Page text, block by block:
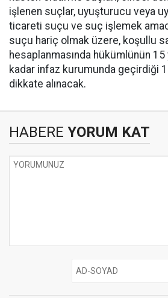
işlenen suçlar, uyuşturucu veya
ticareti suçu ve suç işlemek
suçu hariç olmak üzere, koşullu
hesaplanmasında hükümlünün 15
kadar infaz kurumunda geçirdiği
dikkate alınacak.
HABERE YORUM KAT